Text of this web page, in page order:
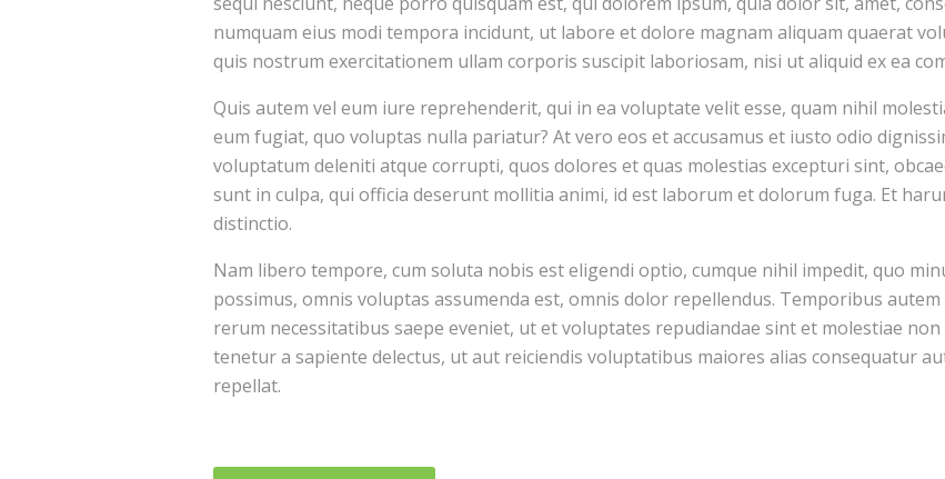
numquam eius modi tempora incidunt, ut labore et dolore magnam aliquam quaerat
quis nostrum exercitationem ullam corporis suscipit laboriosam, nisi ut aliquid ex ea
Quis autem vel eum iure reprehenderit, qui in ea voluptate velit esse, quam nihil
eum fugiat, quo voluptas nulla pariatur? At vero eos et accusamus et iusto odio
voluptatum deleniti atque corrupti, quos dolores et quas molestias excepturi sint,
sunt in culpa, qui officia deserunt mollitia animi, id est laborum et dolorum fuga. Et
distinctio.
Nam libero tempore, cum soluta nobis est eligendi optio, cumque nihil impedit, quo
possimus, omnis voluptas assumenda est, omnis dolor repellendus. Temporibus
rerum necessitatibus saepe eveniet, ut et voluptates repudiandae sint et molestiae
tenetur a sapiente delectus, ut aut reiciendis voluptatibus maiores alias consequatur
repellat.